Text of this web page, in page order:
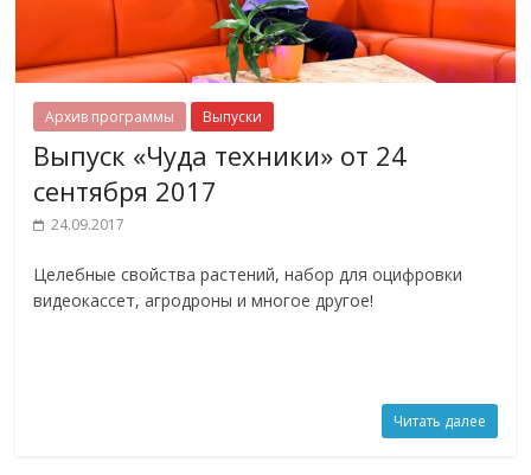
Архив программы Выпуски
Выпуск «Чуда техники» от 24
сентября 2017
24.09.2017
Целебные свойства растений, набор для оцифровки
видеокассет, агродроны и многое другое!
Читать далее